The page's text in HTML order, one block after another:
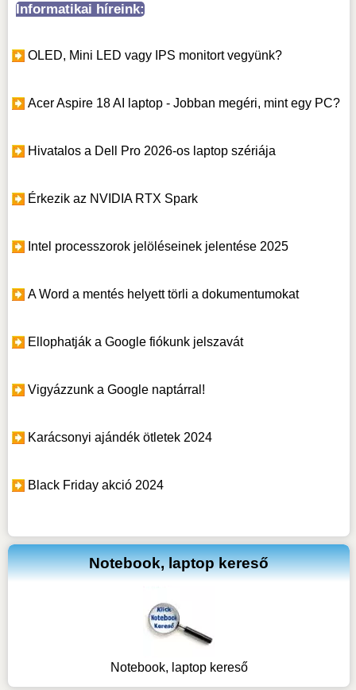
Informatikai híreink:
OLED, Mini LED vagy IPS monitort vegyünk?
Acer Aspire 18 AI laptop - Jobban megéri, mint egy PC?
Hivatalos a Dell Pro 2026-os laptop szériája
Érkezik az NVIDIA RTX Spark
Intel processzorok jelöléseinek jelentése 2025
A Word a mentés helyett törli a dokumentumokat
Ellophatják a Google fiókunk jelszavát
Vigyázzunk a Google naptárral!
Karácsonyi ajándék ötletek 2024
Black Friday akció 2024
Notebook, laptop kereső
Notebook, laptop kereső